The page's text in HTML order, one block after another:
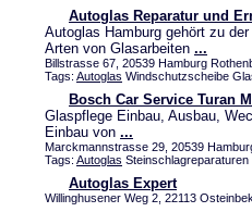
Autoglas Reparatur und
Autoglas Hamburg gehört zu
Arten von Glasarbeiten ...
Billstrasse 67, 20539 Hamburg
Tags: Autoglas Windschutzscheibe
Bosch Car Service Turan
Glaspflege Einbau, Ausbau,
Einbau von ...
Marckmannstrasse 29, 20539
Tags: Autoglas
Autoglas Expert
Willinghusener Weg 2, 22113